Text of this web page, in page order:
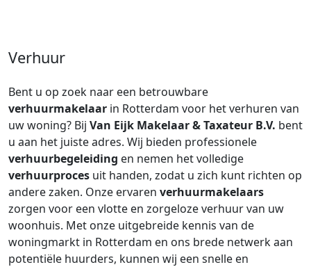
Verhuur
Bent u op zoek naar een betrouwbare
verhuurmakelaar in Rotterdam voor het verhuren van
uw woning? Bij Van Eijk Makelaar & Taxateur B.V. bent
u aan het juiste adres. Wij bieden professionele
verhuurbegeleiding en nemen het volledige
verhuurproces uit handen, zodat u zich kunt richten op
andere zaken. Onze ervaren verhuurmakelaars
zorgen voor een vlotte en zorgeloze verhuur van uw
woonhuis. Met onze uitgebreide kennis van de
woningmarkt in Rotterdam en ons brede netwerk aan
potentiële huurders, kunnen wij een snelle en